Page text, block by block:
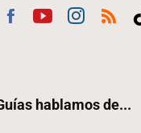
hablamos de...